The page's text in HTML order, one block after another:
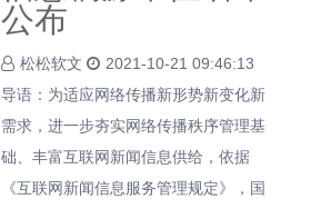
公布
松松软文
2021-10-21 09:46:13
导语：为适应网络传播新形势新变化新
需求，进一步夯实网络传播秩序管理基
础、丰富互联网新闻信息供给，依据
《互联网新闻信息服务管理规定》，国